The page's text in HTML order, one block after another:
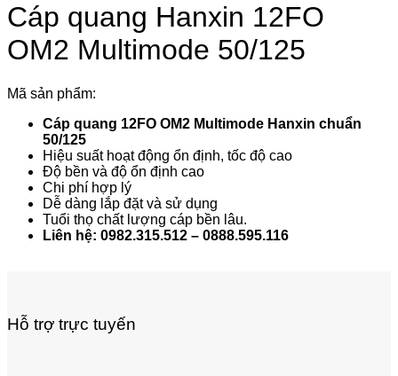
Cáp quang Hanxin 12FO
OM2 Multimode 50/125
Mã sản phẩm:
Cáp quang 12FO OM2 Multimode Hanxin chuẩn
50/125
Hiệu suất hoạt động ổn định, tốc độ cao
Độ bền và độ ổn định cao
Chi phí hợp lý
Dễ dàng lắp đặt và sử dụng
Tuổi thọ chất lượng cáp bền lâu.
Liên hệ: 0982.315.512 – 0888.595.116
Hỗ trợ trực tuyến